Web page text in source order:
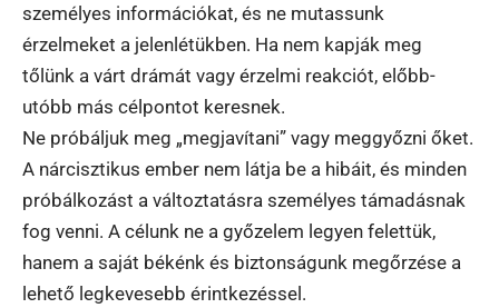
személyes információkat, és ne mutassunk
érzelmeket a jelenlétükben. Ha nem kapják meg
tőlünk a várt drámát vagy érzelmi reakciót, előbb-
utóbb más célpontot keresnek.
Ne próbáljuk meg „megjavítani” vagy meggyőzni őket.
A nárcisztikus ember nem látja be a hibáit, és minden
próbálkozást a változtatásra személyes támadásnak
fog venni. A célunk ne a győzelem legyen felettük,
hanem a saját békénk és biztonságunk megőrzése a
lehető legkevesebb érintkezéssel.